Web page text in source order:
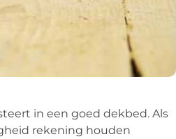
in een goed dekbed. Als
rekening houden